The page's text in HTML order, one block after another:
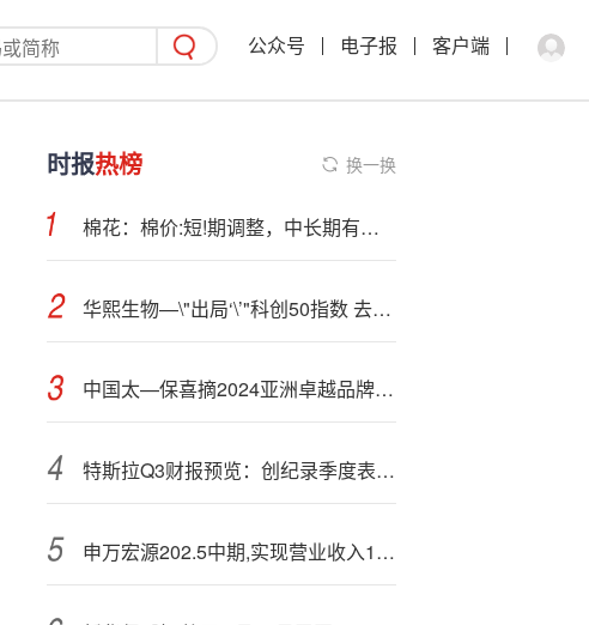
公众号 电子报 客户端
时报热榜 换一换
棉花：棉价:短!期调整，中长期有支撑
华熙生物—\"出局‘\’"科创50指数 去年已无10亿元级护肤品牌
中国太—保喜摘2024亚洲卓越品牌大奖
特斯拉Q3财报预览：创纪录季度表现.与盈利前景
申万宏源202.5中期,实现营业收入116.95亿同比增长44.44% 营收排名降低1位